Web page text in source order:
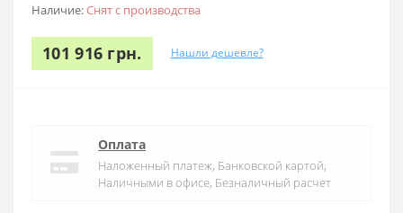
Наличие:Снят с производства
101 916 грн. Нашли дешевле?
Оплата
Наложенный платеж, Банковской картой,
Наличными в офисе, Безналичный расчет